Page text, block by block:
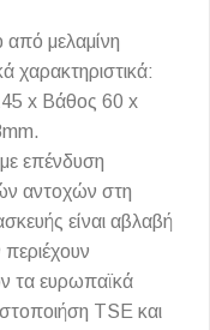
μελαμίνη
χαρακτηριστικά:
x Βάθος 60 x
επένδυση
αντοχών στη
είναι αβλαβή
περιέχουν
τα ευρωπαϊκά
TSE και